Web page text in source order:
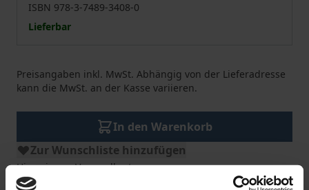
ISBN 978-3-7489-3408-0
Lieferbar
Preisangaben inkl. MwSt. Abhängig von der Lieferadresse
kann die MwSt. an der Kasse variieren.
In den Warenkorb
Zur Wunschliste hinzufügen
Hinweise zu Versandkosten